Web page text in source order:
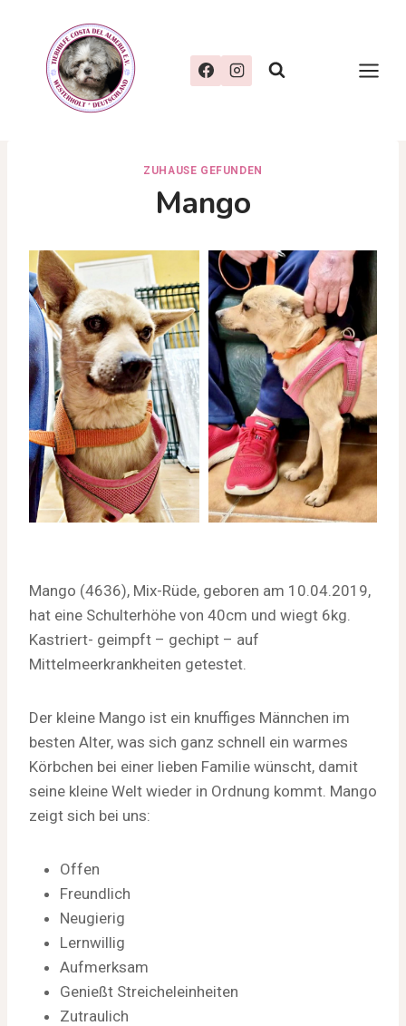
springen
ZUHAUSE GEFUNDEN
Mango
Mango (4636), Mix-Rüde, geboren am 10.04.2019,
hat eine Schulterhöhe von 40cm und wiegt 6kg.
Kastriert- geimpft – gechipt – auf
Mittelmeerkrankheiten getestet.
Der kleine Mango ist ein knuffiges Männchen im
besten Alter, was sich ganz schnell ein warmes
Körbchen bei einer lieben Familie wünscht, damit
seine kleine Welt wieder in Ordnung kommt. Mango
zeigt sich bei uns:
Offen
Freundlich
Neugierig
Lernwillig
Aufmerksam
Genießt Streicheleinheiten
Zutraulich